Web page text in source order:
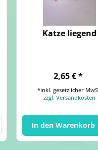
Katze liegend
2,65 € *
*inkl. gesetzlicher
zzgl. Versandkosten
In den Warenkorb